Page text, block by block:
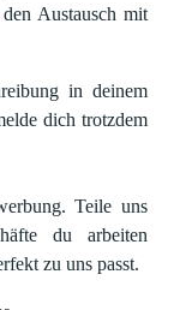
Austausch mit
in deinem
dich trotzdem
Teile uns
du arbeiten
zu uns passt.